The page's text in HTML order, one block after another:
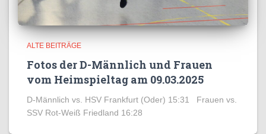
ALTE BEITRÄGE
Fotos der D-Männlich und Frauen
vom Heimspieltag am 09.03.2025
D-Männlich vs. HSV Frankfurt (Oder) 15:31 Frauen vs.
SSV Rot-Weiß Friedland 16:28